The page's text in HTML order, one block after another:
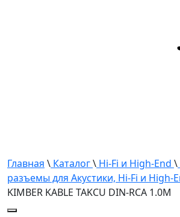
Главная \ Каталог\ Hi-Fi и High-End \
разъемы для Акустики, Hi-Fi и High-
KIMBER KABLE TAKCU DIN-RCA 1.0М